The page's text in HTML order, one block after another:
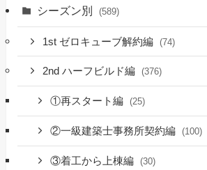
シーズン別 (589)
1st ゼロキューブ解約編 (74)
2nd ハーフビルド編 (376)
①再スタート編 (25)
②一級建築士事務所契約編 (100)
③着工から上棟編 (30)